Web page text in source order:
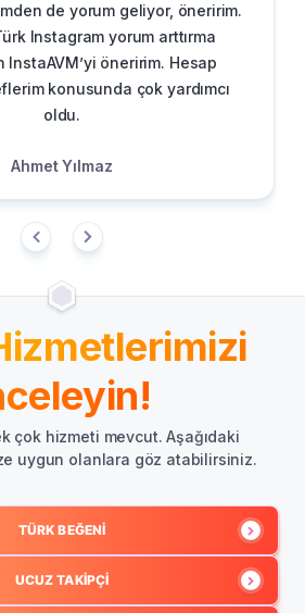
de yorum geliyor, öneririm.
Instagram yorum arttırma
InstaAVM’yi öneririm. Hesap
konusunda çok yardımcı
oldu.
Ahmet Yılmaz
çok hizmeti mevcut. Aşağıdaki
uygun olanlara göz atabilirsiniz.
TÜRK BEĞENI
UCUZ TAKIPÇI